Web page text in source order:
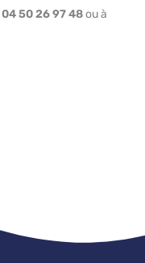
04 50 26 97 48ou à